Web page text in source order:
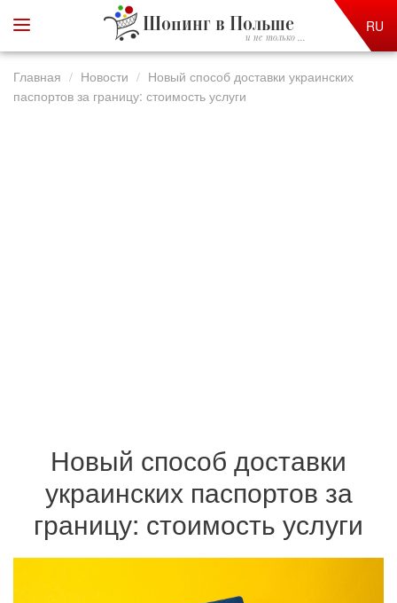
Шопинг в Польше
и не только ...
RU
Главная Новости
Новый способ доставки украинских
паспортов за границу: стоимость услуги
Новый способ доставки
украинских паспортов за
границу: стоимость услуги